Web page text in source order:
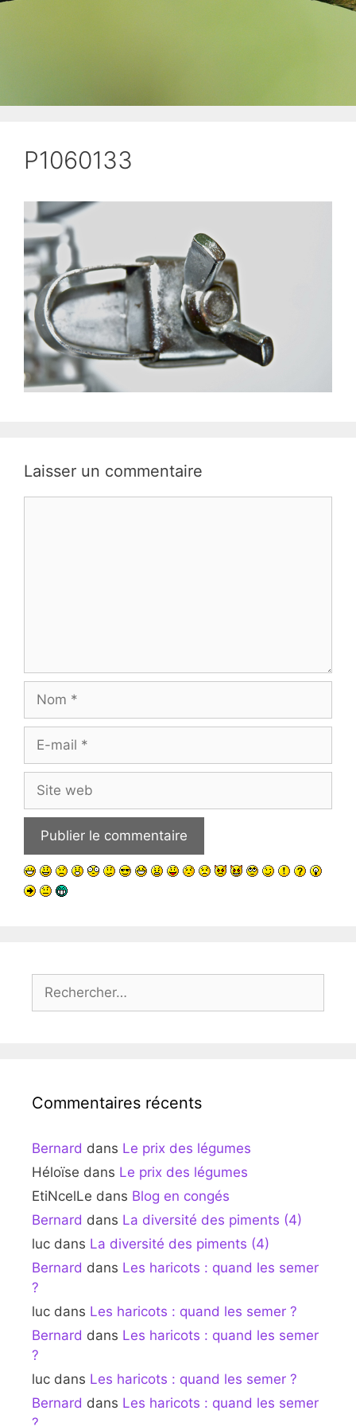
P1060133
Laisser un commentaire
Nom
Site
web
Rechercher :
Commentaires récents
Bernard dans Le prix des légumes
Héloïse dans Le prix des légumes
EtiNcelLe dans Blog en congés
Bernard dans La diversité des piments (4)
luc dans La diversité des piments (4)
Bernard dans Les haricots : quand les semer
?
luc dans Les haricots : quand les semer ?
Bernard dans Les haricots : quand les semer
?
luc dans Les haricots : quand les semer ?
Bernard dans Les haricots : quand les semer